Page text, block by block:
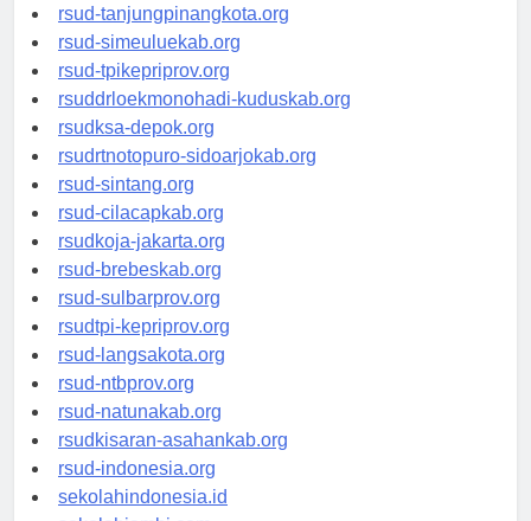
rsud-tanjungpinangkota.org
rsud-simeuluekab.org
rsud-tpikepriprov.org
rsuddrloekmonohadi-kuduskab.org
rsudksa-depok.org
rsudrtnotopuro-sidoarjokab.org
rsud-sintang.org
rsud-cilacapkab.org
rsudkoja-jakarta.org
rsud-brebeskab.org
rsud-sulbarprov.org
rsudtpi-kepriprov.org
rsud-langsakota.org
rsud-ntbprov.org
rsud-natunakab.org
rsudkisaran-asahankab.org
rsud-indonesia.org
sekolahindonesia.id